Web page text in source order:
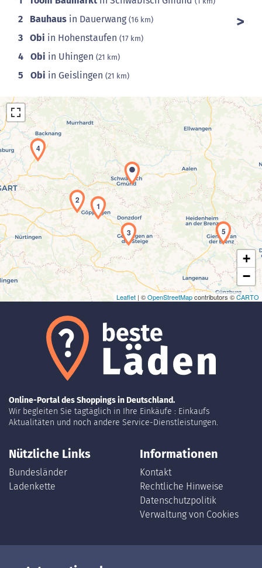
2 Bauhaus in Dauerwang (16 km)
3 Obi in Hohenstaufen (17 km)
4 Obi in Uhingen (21 km)
5 Obi in Geislingen (21 km)
Laden der Karte...
1
2
3
4
5
+
−
Leaflet | ©OpenStreetMapcontributors ©CARTO
Online-Portal des Shoppings in Deutschland.
Wir begleiten Sie tagtäglich in Ihre Einkäufe : Einkaufs
Aktualitäten und noch andere Service-Dienstleistungen.
Nützliche Links
Bundesländer
Ladenkette
Informationen
Kontakt
Rechtliche Hinweise
Datenschutzpolitik
Verwaltung von Cookies